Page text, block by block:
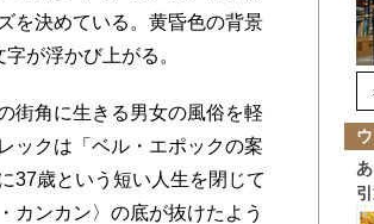
を決めている。黄昏色の背景
が浮かび上がる。
街角に生きる男女の風俗を軽
ックは「ベル・エポックの案
37歳という短い人生を閉じて
カンカン〉の底が抜けたよう